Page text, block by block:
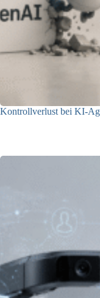
Kontrollverlust bei KI-